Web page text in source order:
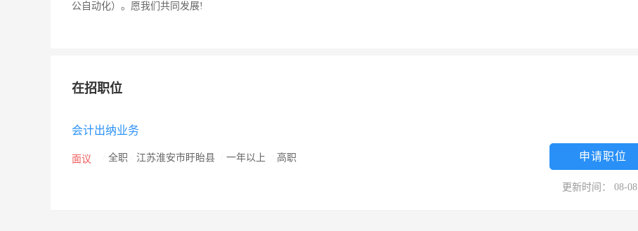
公自动化）。愿我们共同发展!
在招职位
会计出纳业务
面议 全职 江苏淮安市盱眙县 一年以上 高职 申请职位
更新时间： 08-08